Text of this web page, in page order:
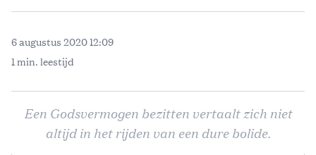
6 augustus 2020 12:09
1 min. leestijd
Een Godsvermogen bezitten vertaalt zich niet
altijd in het rijden van een dure bolide.